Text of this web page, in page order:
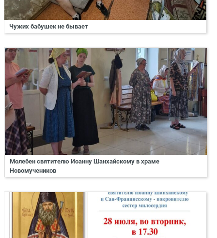
Чужих бабушек не бывает
Молебен святителю Иоанну Шанхайскому в храме
Новомучеников